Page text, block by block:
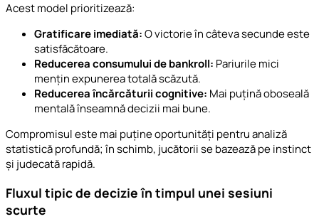
Acest model prioritizează:
Gratificare imediată:O victorie în câteva secunde este
satisfăcătoare.
Reducerea consumului de bankroll: Pariurile mici
mențin expunerea totală scăzută.
Reducerea încărcăturii cognitive: Mai puțină oboseală
mentală înseamnă decizii mai bune.
Compromisul este mai puține oportunități pentru analiză
statistică profundă; în schimb, jucătorii se bazează pe instinct
și judecată rapidă.
Fluxul tipic de decizie în timpul unei sesiuni
scurte